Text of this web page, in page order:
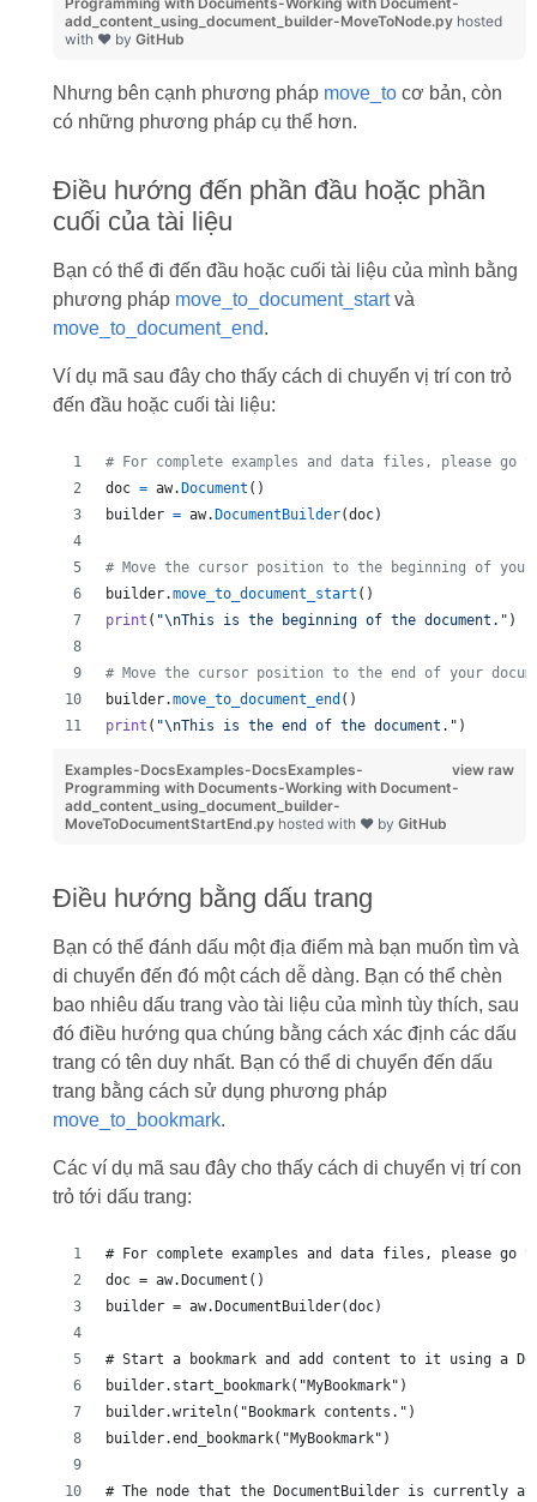
add_content_using_document_builder-MoveToNode.py hosted
with ❤ by GitHub
Nhưng bên cạnh phương pháp move_tocơ bản, còn
có những phương pháp cụ thể hơn.
Điều hướng đến phần đầu hoặc phần
cuối của tài liệu
Bạn có thể đi đến đầu hoặc cuối tài liệu của mình bằng
phương pháp move_to_document_startvà
move_to_document_end.
Ví dụ mã sau đây cho thấy cách di chuyển vị trí con trỏ
đến đầu hoặc cuối tài liệu:
# For complete examples and data files, please go
doc = aw. Document ()
builder = aw. DocumentBuilder(doc)
# Move the cursor position to the beginning of your
builder.move_to_document_start ()
print ( "\nThis is the beginning of the document." )
# Move the cursor position to the end of your
builder.move_to_document_end ()
print ( "\nThis is the end of the document." )
view raw
Examples-DocsExamples-DocsExamples-
Programming with Documents-Working with Document-
add_content_using_document_builder-
MoveToDocumentStartEnd.py hosted with ❤ by GitHub
Điều hướng bằng dấu trang
Bạn có thể đánh dấu một địa điểm mà bạn muốn tìm và
di chuyển đến đó một cách dễ dàng. Bạn có thể chèn
bao nhiêu dấu trang vào tài liệu của mình tùy thích, sau
đó điều hướng qua chúng bằng cách xác định các dấu
trang có tên duy nhất. Bạn có thể di chuyển đến dấu
trang bằng cách sử dụng phương pháp
move_to_bookmark.
Các ví dụ mã sau đây cho thấy cách di chuyển vị trí con
trỏ tới dấu trang:
# For complete examples and data files, please go
doc = aw.Document()
builder = aw.DocumentBuilder(doc)
# Start a bookmark and add content to it using a
builder.start_bookmark("MyBookmark")
builder.writeln("Bookmark contents.")
builder.end_bookmark("MyBookmark")
# The node that the DocumentBuilder is currently